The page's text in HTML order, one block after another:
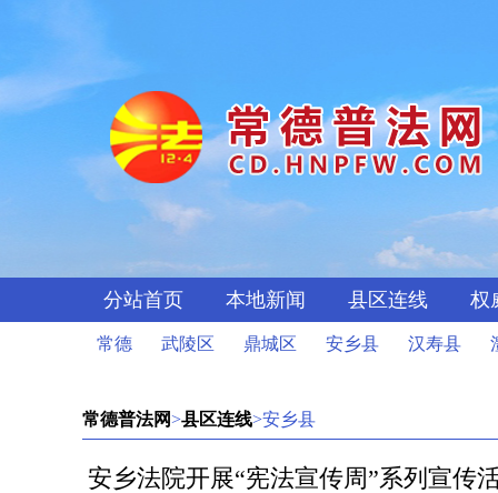
分站首页 本地新闻 县区连线 权
常德 武陵区 鼎城区 安乡县 汉寿县
常德普法网>县区连线>安乡县
安乡法院开展“宪法宣传周”系列宣传